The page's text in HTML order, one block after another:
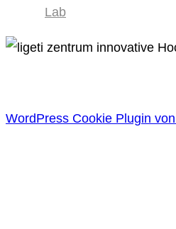
Lab
WordPress Cookie Plugin